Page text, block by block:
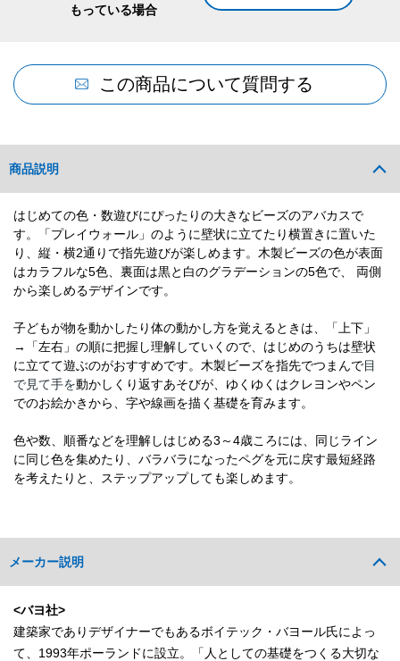
もっている場合
この商品について質問する
商品説明
はじめての色・数遊びにぴったりの大きなビーズのアバカスで
す。「プレイウォール」のように壁状に立てたり横置きに置いた
り、縦・横2通りで指先遊びが楽しめます。木製ビーズの色が表面
はカラフルな5色、裏面は黒と白のグラデーションの5色で、 両側
から楽しめるデザインです。
子どもが物を動かしたり体の動かし方を覚えるときは、「上下」
→「左右」の順に把握し理解していくので、はじめのうちは壁状
に立てて遊ぶのがおすすめです。木製ビーズを指先でつまんで目
で見て手を動かしくり返すあそびが、ゆくゆくはクレヨンやペン
でのお絵かきから、字や線画を描く基礎を育みます。
色や数、順番などを理解しはじめる3～4歳ころには、同じライン
に同じ色を集めたり、バラバラになったペグを元に戻す最短経路
を考えたりと、ステップアップしても楽しめます。
メーカー説明
<バヨ社>
建築家でありデザイナーでもあるボイテック・バヨール氏によっ
て、1993年ポーランドに設立。「人としての基礎をつくる大切な